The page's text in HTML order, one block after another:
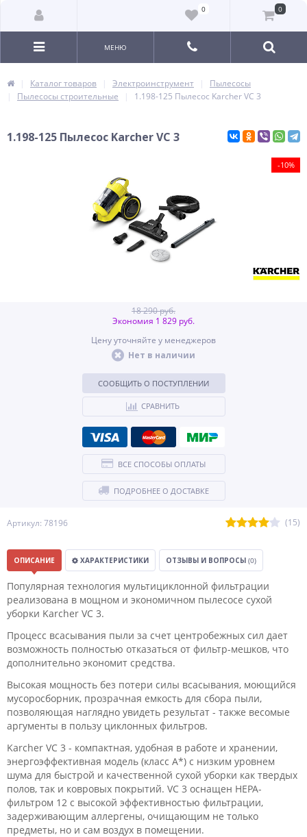
0 0
МЕНЮ
Каталог товаров Электроинструмент
Пылесосы
Пылесосы строительные
1.198-125 Пылесос Karcher VC 3
1.198-125 Пылесос Karcher VC 3
-10%
Артикул: 78196 (15)
18 290 руб.
Экономия 1 829 руб.
Цену уточняйте у менеджеров
Нет в наличии
СООБЩИТЬ О ПОСТУПЛЕНИИ
СРАВНИТЬ
ВСЕ СПОСОБЫ ОПЛАТЫ
ПОДРОБНЕЕ О ДОСТАВКЕ
ОПИСАНИЕ ХАРАКТЕРИСТИКИ ОТЗЫВЫ И ВОПРОСЫ (0)
Популярная технология мультициклонной фильтрации
реализована в мощном и экономичном пылесосе сухой
уборки Karcher VC 3.
Процесс всасывания пыли за счет центробежных сил дает
возможность полностью отказаться от фильтр-мешков, что
дополнительно экономит средства.
Высокая мощность без потери силы всасывания, моющийся
мусоросборник, прозрачная емкость для сбора пыли,
позволяющая наглядно увидеть результат - также весомые
аргументы в пользу циклонных фильтров.
Karcher VC 3 - компактная, удобная в работе и хранении,
энергоэффективная модель (класс A*) с низким уровнем
шума для быстрой и качественной сухой уборки как твердых
полов, так и ковровых покрытий. VC 3 оснащен НЕРА-
фильтром 12 с высокой эффективностью фильтрации,
задерживающим аллергены, очищающим не только
предметы, но и сам воздух в помещении.